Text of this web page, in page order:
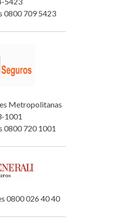
0800 709 5423
Metropolitanas
1001
0800 720 1001
0800 026 40 40